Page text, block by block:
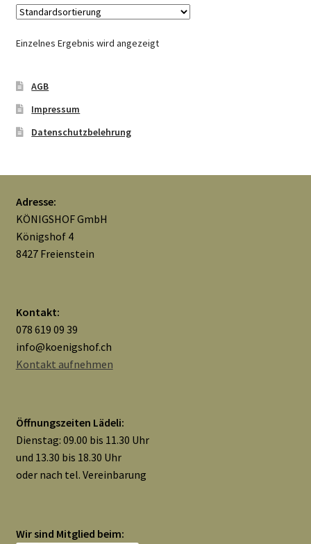
Galerie
Einzelnes Ergebnis wird angezeigt
AGB
Impressum
Datenschutzbelehrung
Adresse:
KÖNIGSHOF GmbH
Königshof 4
8427 Freienstein
Kontakt:
078 619 09 39
info@koenigshof.ch
Kontakt aufnehmen
Öffnungszeiten Lädeli:
Dienstag: 09.00 bis 11.30 Uhr
und 13.30 bis 18.30 Uhr
oder nach tel. Vereinbarung
Wir sind Mitglied beim: